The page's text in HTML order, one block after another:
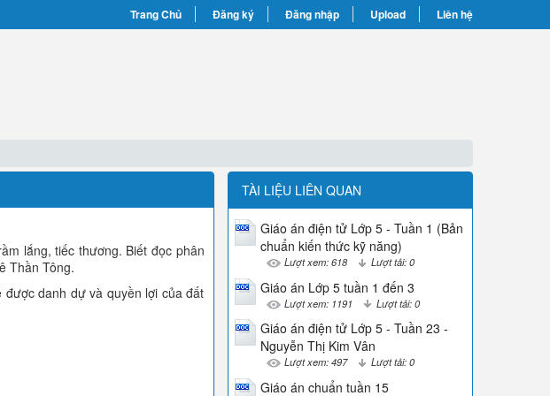
Trang Chủ Đăng ký Đăng nhập Upload Liên hệ
lắng, tiếc thương. Biết đọc phân
Thần Tông.
danh dự và quyền lợi của đất
TÀI LIỆU LIÊN QUAN
Giáo án điện tử Lớp 5 - Tuần 1 (Bản
chuẩn kiến thức kỹ năng)
Lượt xem: 618 Lượt tải: 0
Giáo án Lớp 5 tuần 1 đến 3
Lượt xem: 1191 Lượt tải: 0
Giáo án điện tử Lớp 5 - Tuần 23 -
Nguyễn Thị Kim Vân
Lượt xem: 497 Lượt tải: 0
Giáo án chuẩn tuần 15